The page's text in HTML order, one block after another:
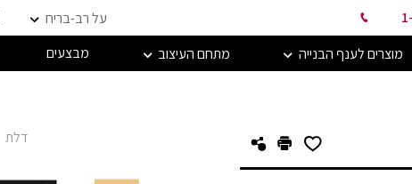
על רב-בריח
מוצרים לענף הבנייה מתחם העיצוב מבצעים
דלת